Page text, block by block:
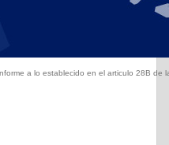
a lo establecido en el articulo 28B de